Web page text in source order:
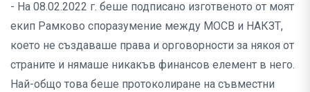
- На 08.02.2022 г. беше подписано изготвеното от моят
екип Рамково споразумение между МОСВ и НАКЗТ,
което не създаваше права и орговорности за някоя от
страните и нямаше никакъв финансов елемент в него.
Най-общо това беше протоколиране на съвместни